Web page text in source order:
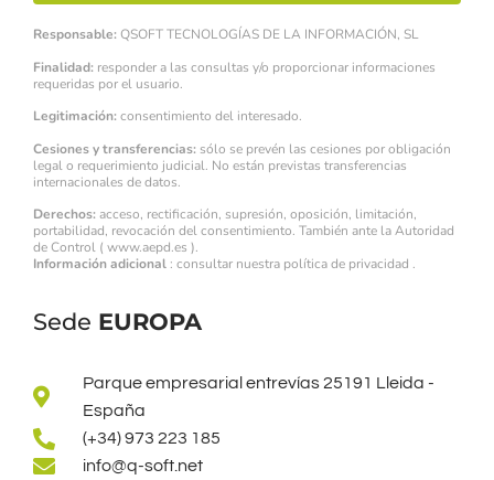
Responsable:QSOFT TECNOLOGÍAS DE LA INFORMACIÓN, SL
Finalidad: responder a las consultas y/o proporcionar informaciones
requeridas por el usuario.
Legitimación:consentimiento del interesado.
Cesiones y transferencias: sólo se prevén las cesiones por obligación
legal o requerimiento judicial. No están previstas transferencias
internacionales de datos.
Derechos:acceso, rectificación, supresión, oposición, limitación,
portabilidad, revocación del consentimiento. También ante la Autoridad
de Control ( www.aepd.es ).
Información adicional : consultar nuestra política de privacidad .
Sede EUROPA
Parque empresarial entrevías 25191 Lleida -
España
(+34) 973 223 185
info@q-soft.net